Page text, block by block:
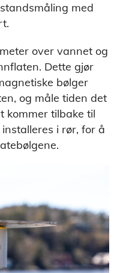
med
over vannet og
Dette gjør
bølger
og måle tiden det
kommer tilbake til
i rør, for å